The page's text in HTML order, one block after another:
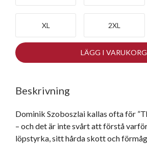
XL 2XL
LÄGG I
Beskrivning
Dominik Szoboszlai kallas ofta för
– och det är inte svårt att förstå
löpstyrka, sitt hårda skott och